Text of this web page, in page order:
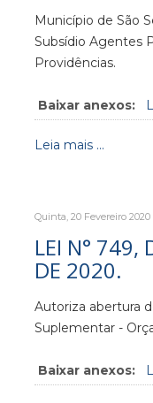
Município de São
Subsídio Agentes
Providências.
Baixar anexos:
Leia mais ...
Quinta, 20 Fevereiro 2020
LEI N° 749,
DE 2020.
Autoriza abertura
Suplementar -
Baixar anexos: